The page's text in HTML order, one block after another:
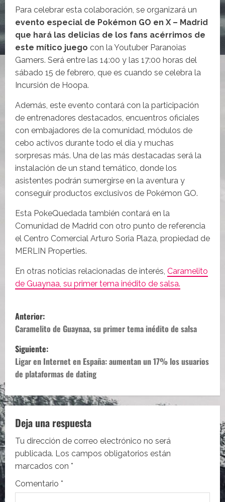
Para celebrar esta colaboración, se organizará un
evento especial de Pokémon GO en X – Madrid
que hará las delicias de los fans acérrimos de
este mítico juego con la Youtuber Paranoias
Gamers. Será entre las 14:00 y las 17:00 horas del
sábado 15 de febrero, que es cuando se celebra la
Incursión de Hoopa.
Además, este evento contará con la participación
de entrenadores destacados, encuentros oficiales
con embajadores de la comunidad, módulos de
cebo activos durante todo el día y muchas
sorpresas más. Una de las más destacadas será la
instalación de un stand temático, donde los
asistentes podrán sumergirse en la aventura y
conseguir productos exclusivos de Pokémon GO.
Esta PokeQuedada también contará en la
Comunidad de Madrid con otro punto de referencia
el Centro Comercial Arturo Soria Plaza, propiedad de
MERLIN Properties.
En otras noticias relacionadas de interés, Caramelito
de Guaynaa, su primer tema inédito de salsa.
N
a
v
e
g
a
c
i
ó
Anterior:
Caramelito de Guaynaa, su primer tema inédito de salsa
Siguiente:
Ligar en Internet en España: aumentan un 17% los usuarios
de plataformas de dating
Deja una respuesta
Tu dirección de correo electrónico no será
publicada. Los campos obligatorios están
marcados con *
Comentario *